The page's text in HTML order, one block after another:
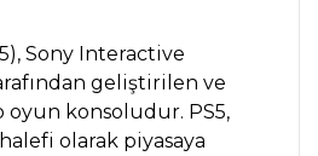
Sony Interactive
geliştirilen ve
konsoludur. PS5,
olarak piyasaya